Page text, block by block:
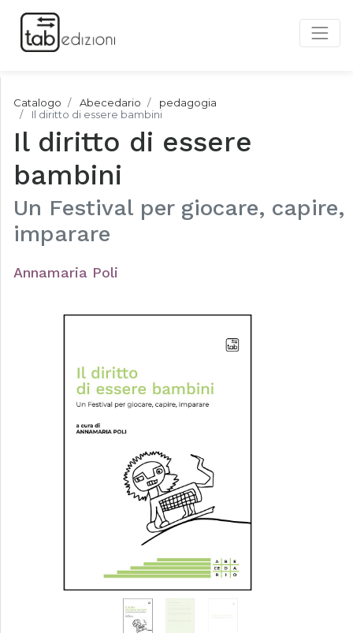
Catalogo Abecedario
pedagogia
Il diritto di essere bambini
Il diritto di essere
bambini
Un Festival per giocare, capire,
imparare
Annamaria Poli